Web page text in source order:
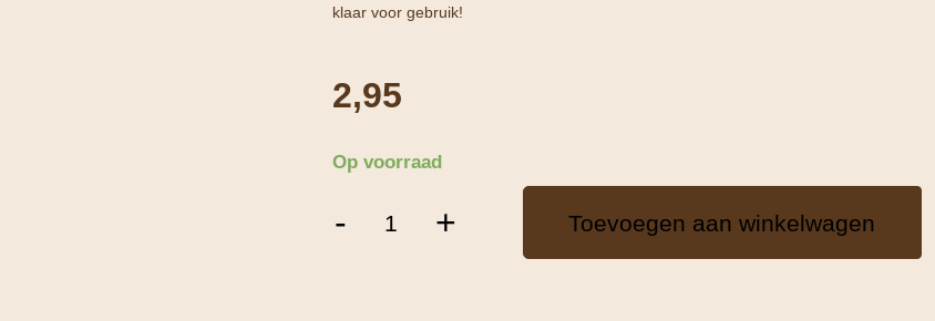
klaar voor gebruik!
2,95
Op voorraad
-
Fondant
+ Toevoegen aan winkelwagen